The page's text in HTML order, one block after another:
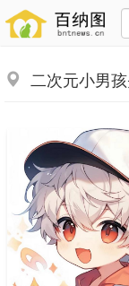
二次元小男